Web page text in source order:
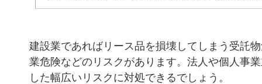
建設業であればリース品を損壊してしまう受託
業危険などのリスクがあります。法人や個人事
した幅広いリスクに対処できるでしょう。